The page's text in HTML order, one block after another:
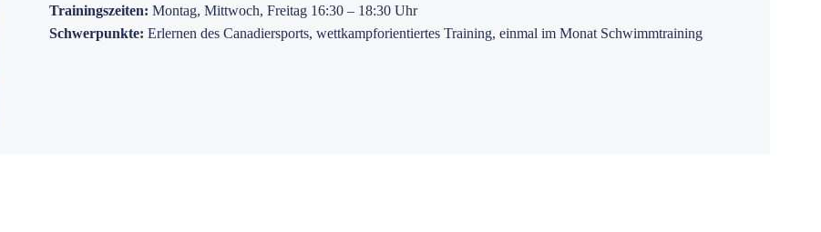
Trainingszeiten: Montag, Mittwoch, Freitag 16:30 – 18:30 Uhr
Schwerpunkte: Erlernen des Canadiersports, wettkampforientiertes Training, einmal im Monat Schwimmtraining